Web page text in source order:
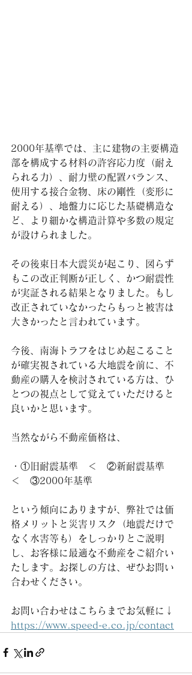
2000年基準では、主に建物の主要構造
部を構成する材料の許容応力度（耐え
られる力）、耐力壁の配置バランス、
使用する接合金物、床の剛性（変形に
耐える）、地盤力に応じた基礎構造な
ど、より細かな構造計算や多数の規定
が設けられました。
その後東日本大震災が起こり、図らず
もこの改正判断が正しく、かつ耐震性
が実証される結果となりました。もし
改正されていなかったらもっと被害は
大きかったと言われています。
今後、南海トラフをはじめ起こること
が確実視されている大地震を前に、不
動産の購入を検討されている方は、ひ
とつの視点として覚えていただけると
良いかと思います。
当然ながら不動産価格は、
・①旧耐震基準　＜　②新耐震基準
＜　③2000年基準
という傾向にありますが、弊社では価
格メリットと災害リスク（地震だけで
なく水害等も）をしっかりとご説明
し、お客様に最適な不動産をご紹介い
たします。お探しの方は、ぜひお問い
合わせください。
お問い合わせはこちらまでお気軽に↓
https://www.speed-e.co.jp/contact